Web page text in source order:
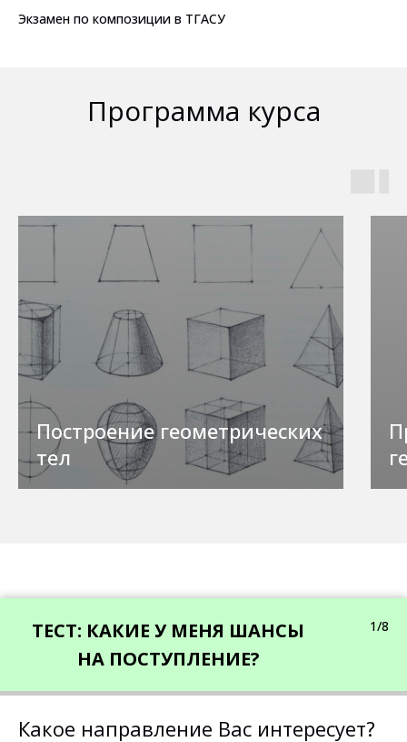
Экзамен по композиции в ТГАСУ
Программа курса
Построение геометрических
тел
ТЕСТ: КАКИЕ У МЕНЯ ШАНСЫ
НА ПОСТУПЛЕНИЕ?
1/8
Какое направление Вас интересует?